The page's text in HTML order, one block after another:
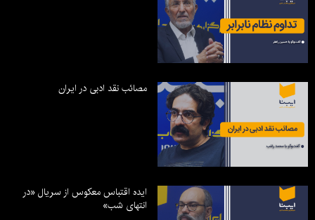
مصائب نقد ادبی در ایران
ایده اقتباس معکوس از سریال «در
انتهای شب»